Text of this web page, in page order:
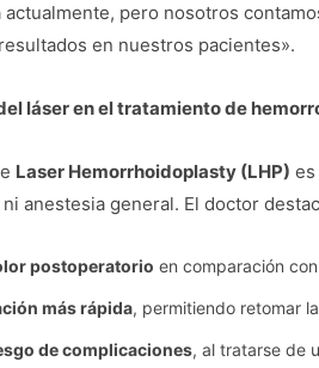
actualmente, pero nosotros
en nuestros pacientes».
láser en el tratamiento de
Laser Hemorrhoidoplasty (LHP)
anestesia general. El doctor
postoperatorio en comparación
más rápida, permitiendo retomar
de complicaciones, al tratarse de